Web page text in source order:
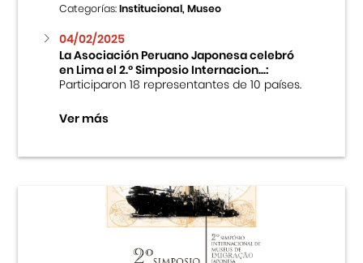
Categorías:Institucional, Museo
04/02/2025
La Asociación Peruano Japonesa celebró
en Lima el 2.º Simposio Internacion...:
Participaron 18 representantes de 10 países.
Ver más